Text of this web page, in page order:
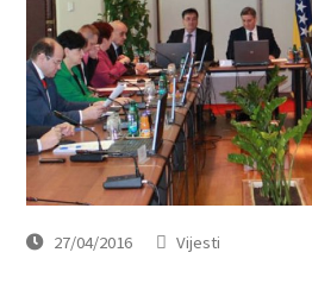
27/04/2016 Vijesti